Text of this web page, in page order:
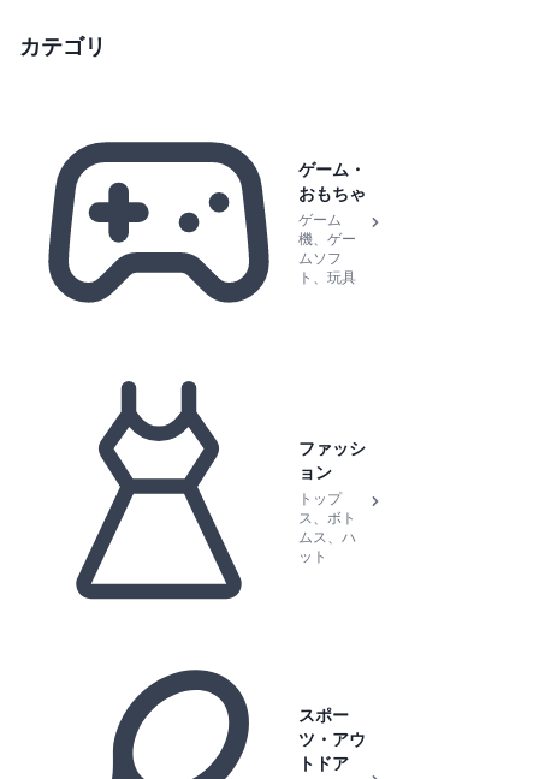
カテゴリ
ゲーム・
おもちゃ
ゲーム
機、ゲー
ムソフ
ト、玩具
ファッシ
ョン
トップ
ス、ボト
ムス、ハ
ット
スポー
ツ・アウ
トドア